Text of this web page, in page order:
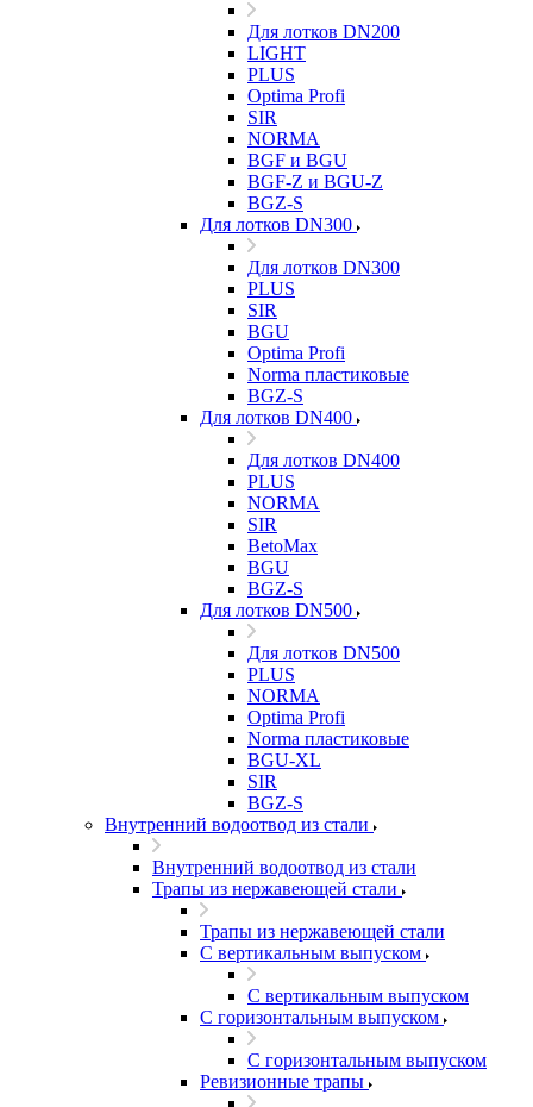
Для лотков DN200
LIGHT
PLUS
Optima Profi
SIR
NORMA
BGF и BGU
BGF-Z и BGU-Z
BGZ-S
Для лотков DN300
Для лотков DN300
PLUS
SIR
BGU
Optima Profi
Norma пластиковые
BGZ-S
Для лотков DN400
Для лотков DN400
PLUS
NORMA
SIR
BetoMax
BGU
BGZ-S
Для лотков DN500
Для лотков DN500
PLUS
NORMA
Optima Profi
Norma пластиковые
BGU-XL
SIR
BGZ-S
Внутренний водоотвод из стали
Внутренний водоотвод из стали
Трапы из нержавеющей стали
Трапы из нержавеющей стали
С вертикальным выпуском
С вертикальным выпуском
С горизонтальным выпуском
С горизонтальным выпуском
Ревизионные трапы